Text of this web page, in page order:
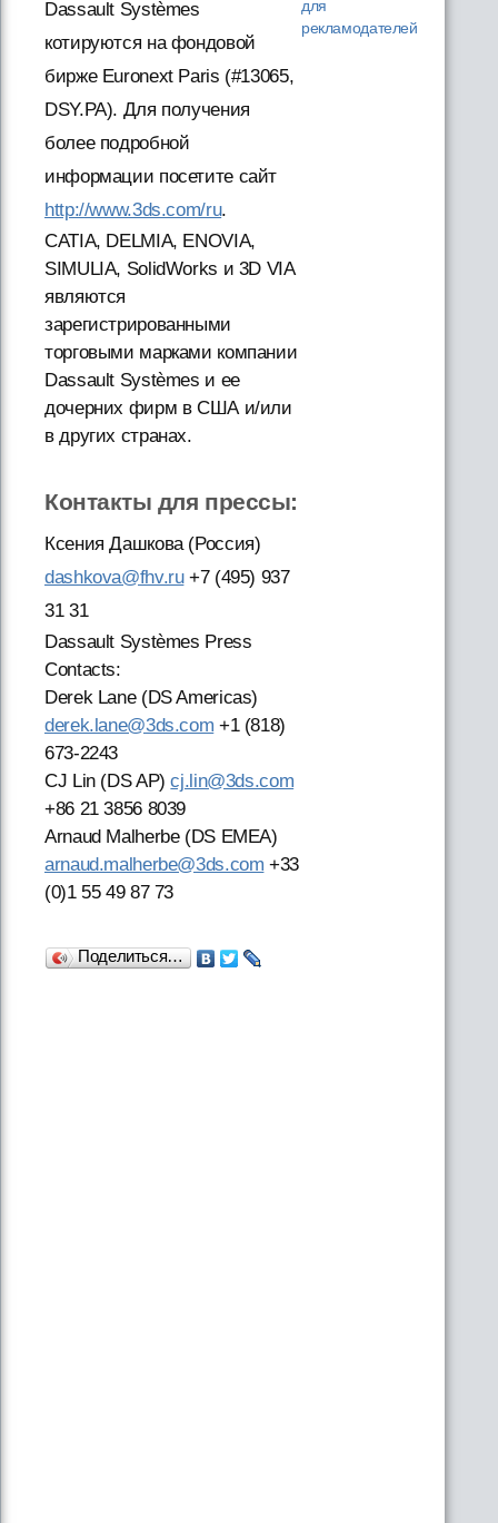
Dassault Systèmes
котируются на фондовой
бирже Euronext Paris (#13065,
DSY.PA). Для получения
более подробной
информации посетите сайт
http://www.3ds.com/ru.
CATIA, DELMIA, ENOVIA,
SIMULIA, SolidWorks и 3D VIA
являются
зарегистрированными
торговыми марками компании
Dassault Systèmes и ее
дочерних фирм в США и/или
в других странах.
Контакты для прессы:
Ксения Дашкова (Россия)
dashkova@fhv.ru+7 (495) 937
31 31
Dassault Systèmes Press
Contacts:
Derek Lane (DS Americas)
derek.lane@3ds.com +1 (818)
673-2243
CJ Lin (DS AP)cj.lin@3ds.com
+86 21 3856 8039
Arnaud Malherbe (DS EMEA)
arnaud.malherbe@3ds.com +33
(0)1 55 49 87 73
Поделиться…
для
рекламодателей